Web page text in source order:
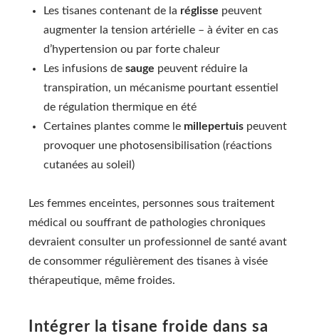
Les tisanes contenant de la réglisse peuvent
augmenter la tension artérielle – à éviter en cas
d’hypertension ou par forte chaleur
Les infusions de sauge peuvent réduire la
transpiration, un mécanisme pourtant essentiel
de régulation thermique en été
Certaines plantes comme le millepertuis peuvent
provoquer une photosensibilisation (réactions
cutanées au soleil)
Les femmes enceintes, personnes sous traitement
médical ou souffrant de pathologies chroniques
devraient consulter un professionnel de santé avant
de consommer régulièrement des tisanes à visée
thérapeutique, même froides.
Intégrer la tisane froide dans sa